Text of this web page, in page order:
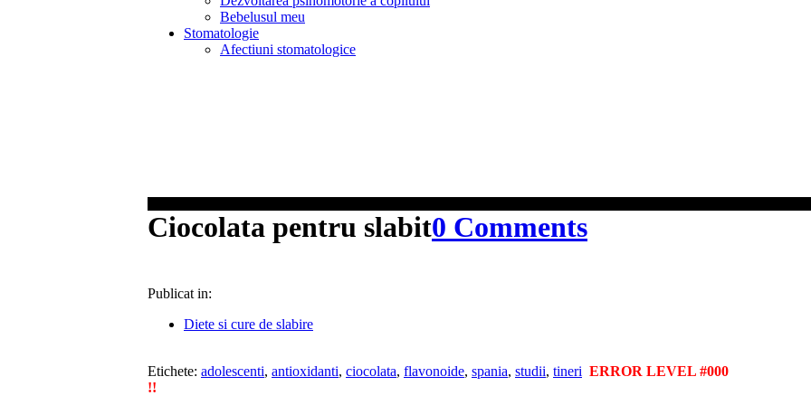
Bebelusul meu
Stomatologie
Afectiuni stomatologice
Ciocolata pentru slabit0 Comments
Publicat in:
Diete si cure de slabire
Etichete: adolescenti, antioxidanti, ciocolata, flavonoide, spania, studii, tineri ERROR LEVEL #000
!!